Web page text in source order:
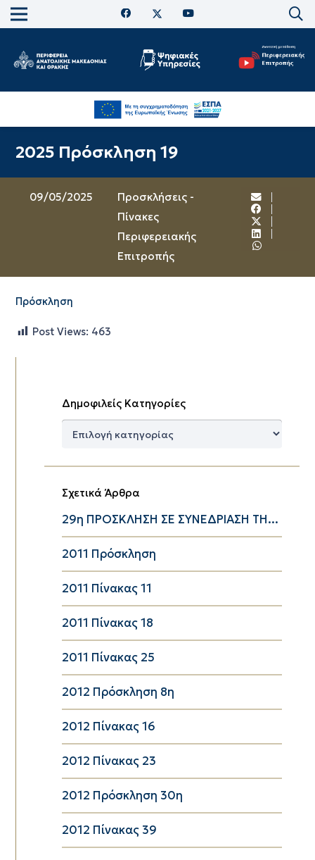
2025 Πρόσκληση 19
09/05/2025
Προσκλήσεις -
Πίνακες
Περιφερειακής
Επιτροπής
Πρόσκληση
Post Views: 463
Δημοφιλείς Κατηγορίες
Δημοφιλείς
Σχετικά Άρθρα
29η ΠΡΟΣΚΛΗΣΗ ΣΕ ΣΥΝΕΔΡΙΑΣΗ ΤΗ...
2011 Πρόσκληση
2011 Πίνακας 11
2011 Πίνακας 18
2011 Πίνακας 25
2012 Πρόσκληση 8η
2012 Πίνακας 16
2012 Πίνακας 23
2012 Πρόσκληση 30η
2012 Πίνακας 39